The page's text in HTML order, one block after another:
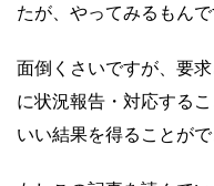
たが、やってみるもんで
面倒くさいですが、要
に状況報告・対応する
いい結果を得ることが